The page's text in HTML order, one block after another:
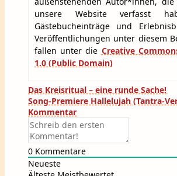
unsere Website verfasst
Gästebucheinträge und
Veröffentlichungen unter diesem
fallen unter die Creative
1.0 (Public Domain)
Beitragsnavigation
Das Kreisritual – eine runde Sache!
Song-Premiere Hallelujah (Tantra-
Kommentar
0 Kommentare
Neueste